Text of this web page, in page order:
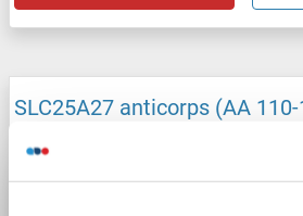
SLC25A27 anticorps (AA